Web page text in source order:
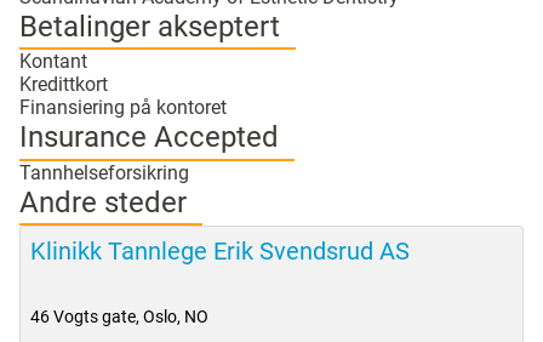
Betalinger akseptert
Kontant
Kredittkort
Finansiering på kontoret
Insurance Accepted
Tannhelseforsikring
Andre steder
Klinikk Tannlege Erik Svendsrud AS
46 Vogts gate, Oslo, NO